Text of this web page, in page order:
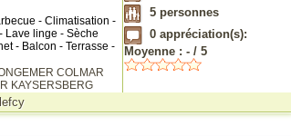
- Climatisation -
Lave linge - Sèche
- Balcon - Terrasse -
COLMAR
KAYSERSBERG
5 personnes
0appréciation(s):
Moyenne : -/ 5